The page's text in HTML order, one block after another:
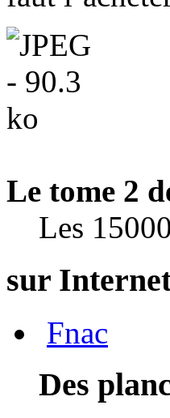
Le tome 2
Les
sur
Fnac
Des